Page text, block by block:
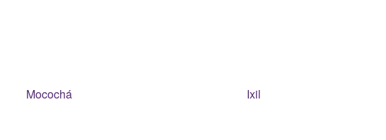
Mocochá Ixil